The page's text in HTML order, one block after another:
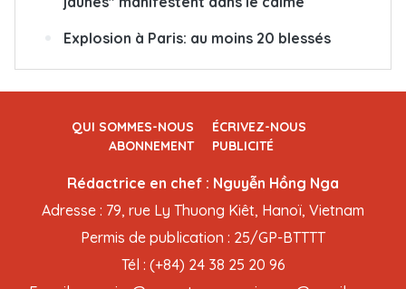
Explosion à Paris: au moins 20 blessés
QUI SOMMES-NOUS
ÉCRIVEZ-NOUS
ABONNEMENT
PUBLICITÉ
Rédactrice en chef : Nguyễn Hồng Nga
Adresse : 79, rue Ly Thuong Kiêt, Hanoï, Vietnam
Permis de publication : 25/GP-BTTTT
Tél : (+84) 24 38 25 20 96